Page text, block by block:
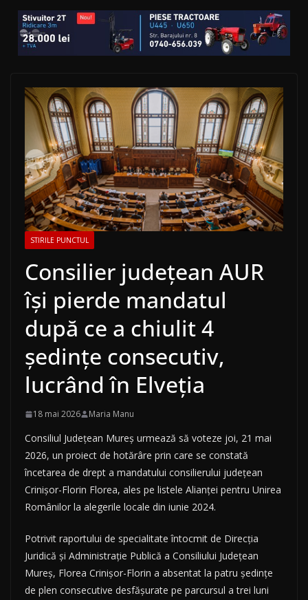
STIRILE PUNCTUL
Consilier județean AUR
își pierde mandatul
după ce a chiulit 4
ședințe consecutiv,
lucrând în Elveția
18 mai 2026 Maria Manu
Consiliul Județean Mureș urmează să voteze joi, 21 mai
2026, un proiect de hotărâre prin care se constată
încetarea de drept a mandatului consilierului județean
Crinișor-Florin Florea, ales pe listele Alianței pentru Unirea
Românilor la alegerile locale din iunie 2024.
Potrivit raportului de specialitate întocmit de Direcția
Juridică și Administrație Publică a Consiliului Județean
Mureș, Florea Crinișor-Florin a absentat la patru ședințe
de plen consecutive desfășurate pe parcursul a trei luni